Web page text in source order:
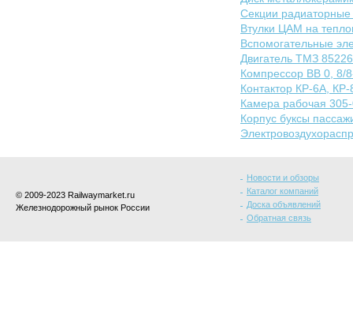
Секции
Втулки ЦАМ на
Вспомогательные
Двигатель ТМЗ
Компрессор ВВ 0, 8/
Контактор КР-6А, КР-
Камера рабочая
Корпус буксы
© 2009-2023 Railwaymarket.ru
Железнодорожный рынок России
Новости и обзоры
Каталог компаний
Доска объявлений
Обратная связь